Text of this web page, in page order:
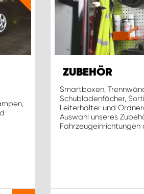
ZUBEHÖR
Smartboxen,
Schubladenfächer,
Leiterhalter und
Auswahl unseres
Fahrzeugeinrichtungen